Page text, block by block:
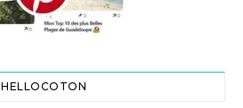
HELLOCOTON